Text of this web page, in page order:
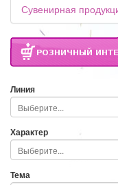
Сувенирная
Линия
Характер
Тема